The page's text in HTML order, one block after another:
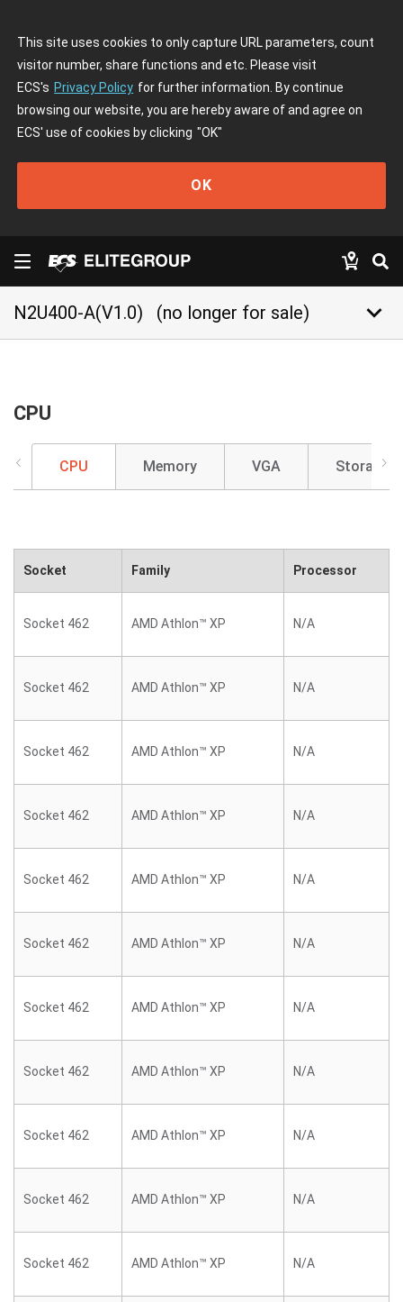
This site uses cookies to only capture URL parameters, count
visitor number, share functions and etc. Please visit
ECS's Privacy Policy for further information. By continue
browsing our website, you are hereby aware of and agree on
ECS' use of cookies by clicking "OK"
OK
N2U400-A(V1.0) (no longer for sale) keyboard_arrow_down
CPU
CPU Memory VGA Storage
Socket Family Processor
Socket 462 AMD Athlon™ XP N/A
Socket 462 AMD Athlon™ XP N/A
Socket 462 AMD Athlon™ XP N/A
Socket 462 AMD Athlon™ XP N/A
Socket 462 AMD Athlon™ XP N/A
Socket 462 AMD Athlon™ XP N/A
Socket 462 AMD Athlon™ XP N/A
Socket 462 AMD Athlon™ XP N/A
Socket 462 AMD Athlon™ XP N/A
Socket 462 AMD Athlon™ XP N/A
Socket 462 AMD Athlon™ XP N/A